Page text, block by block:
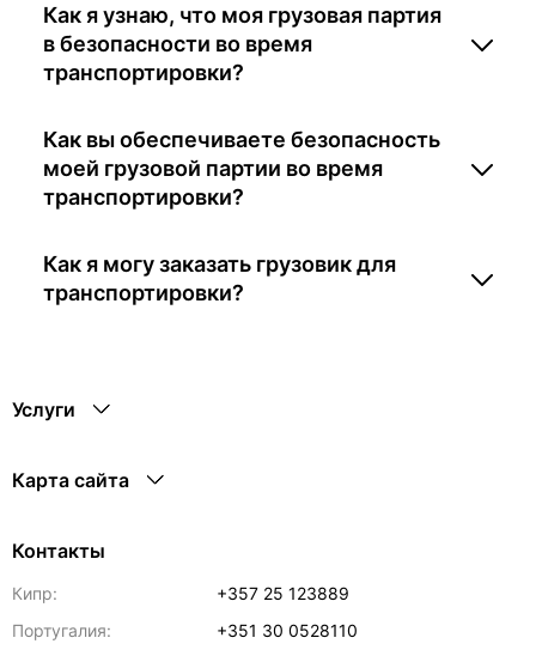
Как я узнаю, что моя грузовая партия
в безопасности во время
транспортировки?
Как вы обеспечиваете безопасность
моей грузовой партии во время
транспортировки?
Как я могу заказать грузовик для
транспортировки?
Услуги
Карта сайта
Контакты
Кипр:
+357 25 123889
Португалия:
+351 30 0528110